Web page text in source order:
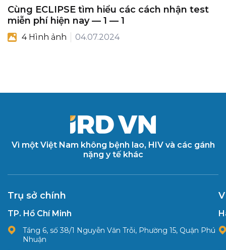
Cùng ECLIPSE tìm hiểu các cách nhận test
miễn phí hiện nay — 1 — 1
4 Hình ảnh 04.07.2024
Vì một Việt Nam không bệnh lao, HIV và các gánh
nặng y tế khác
Trụ sở chính
TP. Hồ Chí Minh
Tầng 6, số 38/1 Nguyễn Văn Trỗi, Phường 15, Quận Phú
Nhuận